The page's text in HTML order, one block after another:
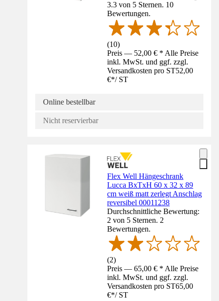
3.3 von 5 Sternen. 10
Bewertungen.
(10)
Preis — 52,00 € * Alle Preise
inkl. MwSt. und ggf. zzgl.
Versandkosten pro ST52,00
€*/ ST
Online bestellbar
Nicht reservierbar
Flex Well Hängeschrank
Lucca BxTxH 60 x 32 x 89
cm weiß matt zerlegt Anschlag
reversibel 00011238
Durchschnittliche Bewertung:
2 von 5 Sternen. 2
Bewertungen.
(2)
Preis — 65,00 € * Alle Preise
inkl. MwSt. und ggf. zzgl.
Versandkosten pro ST65,00
€*/ ST